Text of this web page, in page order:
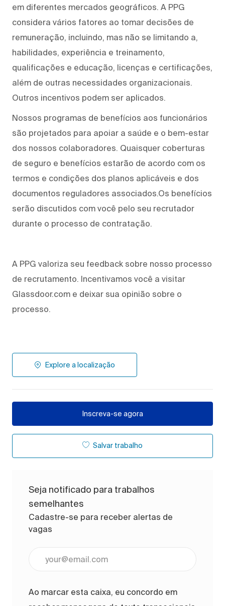
em diferentes mercados geográficos. A PPG
considera vários fatores ao tomar decisões de
remuneração, incluindo, mas não se limitando a,
habilidades, experiência e treinamento,
qualificações e educação, licenças e certificações,
além de outras necessidades organizacionais.
Outros incentivos podem ser aplicados.
Nossos programas de benefícios aos funcionários
são projetados para apoiar a saúde e o bem-estar
dos nossos colaboradores. Quaisquer coberturas
de seguro e benefícios estarão de acordo com os
termos e condições dos planos aplicáveis e dos
documentos reguladores associados.Os benefícios
serão discutidos com você pelo seu recrutador
durante o processo de contratação.
A PPG valoriza seu feedback sobre nosso processo
de recrutamento. Incentivamos você a visitar
Glassdoor.com e deixar sua opinião sobre o
processo.
Explore a localização
Inscreva-se agora
Salvar trabalho
Seja notificado para trabalhos
semelhantes
Cadastre-se para receber alertas de
vagas
Ao marcar esta caixa, eu concordo em